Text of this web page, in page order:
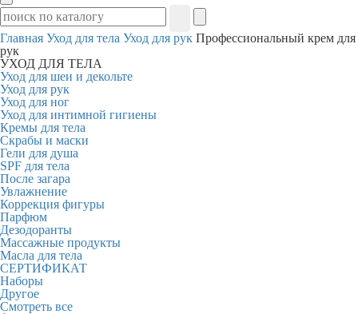
Главная Уход для тела Уход для рук Профессиональный крем для
рук
УХОД ДЛЯ ТЕЛА
Уход для шеи и декольте
Уход для рук
Уход для ног
Уход для интимной гигиены
Кремы для тела
Скрабы и маски
Гели для душа
SPF для тела
После загара
Увлажнение
Коррекция фигуры
Парфюм
Дезодоранты
Массажные продукты
Масла для тела
СЕРТИФИКАТ
Наборы
Другое
Смотреть все